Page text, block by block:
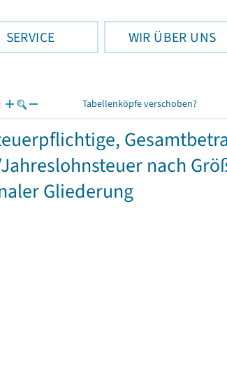
SERVICE WIR ÜBER UNS
Tabellenköpfe verschoben?
nach
Gliederung